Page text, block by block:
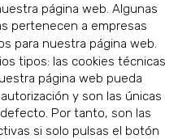
página web. Algunas
pertenecen a empresas
para nuestra página web.
tipos: las cookies técnicas
página web pueda
y son las únicas
Por tanto, son las
si solo pulsas el botón